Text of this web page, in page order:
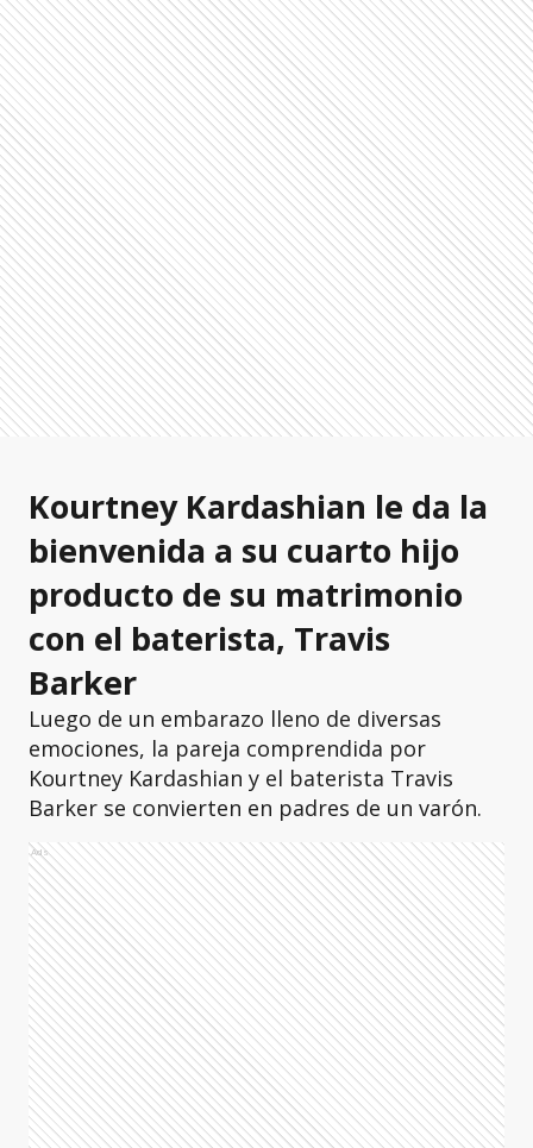
Kourtney Kardashian le da la
bienvenida a su cuarto hijo
producto de su matrimonio
con el baterista, Travis
Barker
Luego de un embarazo lleno de diversas
emociones, la pareja comprendida por
Kourtney Kardashian y el baterista Travis
Barker se convierten en padres de un varón.
Ads